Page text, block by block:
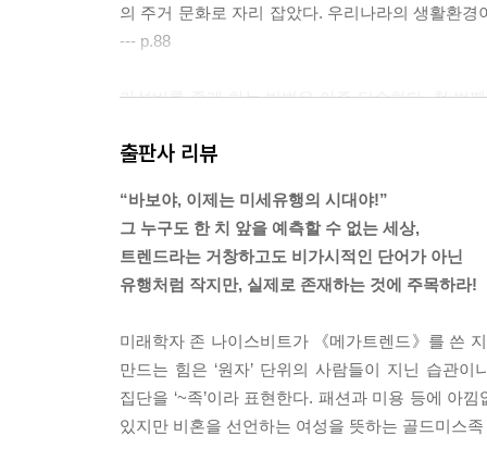
의 주거 문화로 자리 잡았다. 우리나라의 생활환
--- p.88
가성비를 좋게 하는 방법은 아주 단순하다. 첫 번
게 해야 할까? 가장 일반적인 방법은 인터넷 검색
--- p.176
킨포크(kinfolk)는 미국 북서부의 중소도시 포틀랜
리사, 화가, 플로리스트 등 소박한 모임을 사랑하
계에서 번역, 출간되는 킨포크 잡지의 발행부수는
켰다. 킨포크 라이프, 킨포크족이 그 예이다 ---
이모티콘은 새로운 캐릭터를 만들어내기도 한다.
출판사 리뷰
“바보야, 이제는 미세유행의 시대야!”
그 누구도 한 치 앞을 예측할 수 없는 세상,
트렌드라는 거창하고도 비가시적인 단어가 아닌
유행처럼 작지만, 실제로 존재하는 것에 주목하라!
미래학자 존 나이스비트가 《메가트렌드》를 쓴
만드는 힘은 ‘원자’ 단위의 사람들이 지닌 습관
집단을 ‘~족’이라 표현한다. 패션과 미용 등에 아
있지만 비혼을 선언하는 여성을 뜻하는 골드미스